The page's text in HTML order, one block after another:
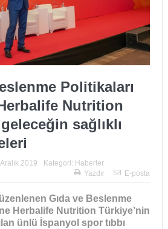
Politikaları
Nutrition
sağlıklı
2019 Kategori: Haberler
Yazdır
E-posta
üzenlenen Gıda ve Beslenme
Herbalife Nutrition Türkiye’nin
ünl ü İspanyol spor tıbbı